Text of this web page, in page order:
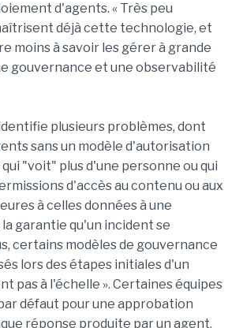
d'agents. « Très peu
déjà cette technologie, et
moins à savoir les gérer à grande
gouvernance et une observabilité
plusieurs problèmes, dont
sans un modèle d'autorisation
qui "voit" plus d'une personne ou qui
d'accès au contenu ou aux
à celles données à une
garantie qu'un incident se
certains modèles de gouvernance
lors des étapes initiales d'un
pas à l'échelle ». Certaines équipes
défaut pour une approbation
réponse produite par un agent,